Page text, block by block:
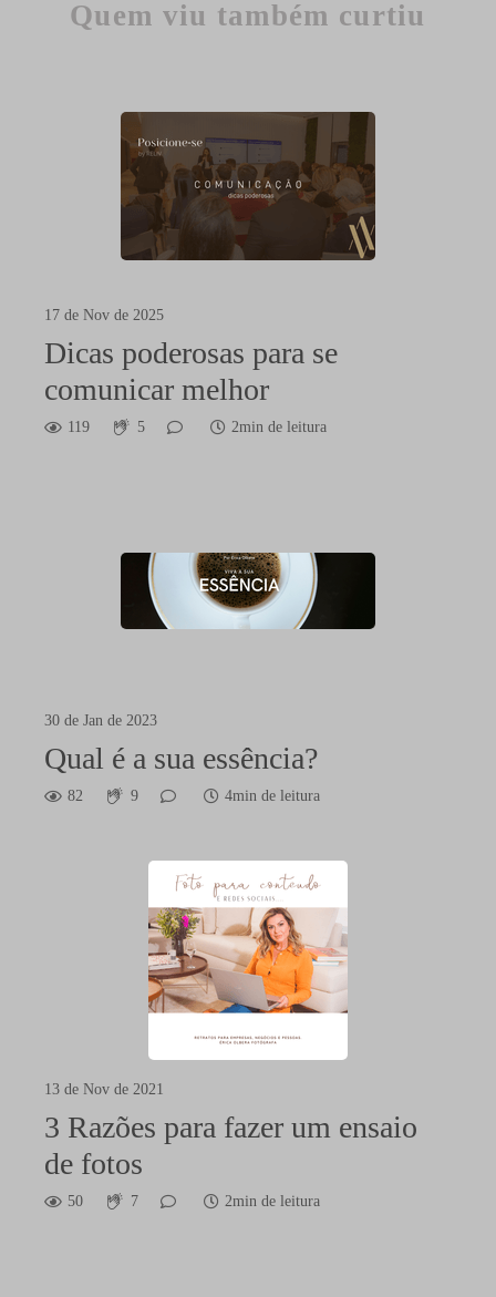
Quem viu também curtiu
17 de Nov de 2025
Dicas poderosas para se
comunicar melhor
119 5 2min de leitura
30 de Jan de 2023
Qual é a sua essência?
82 9 4min de leitura
13 de Nov de 2021
3 Razões para fazer um ensaio
de fotos
50 7 2min de leitura